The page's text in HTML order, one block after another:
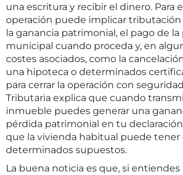
una escritura y recibir el dinero. Para
operación puede implicar tributación
la ganancia patrimonial, el pago de la
municipal cuando proceda y, en
costes asociados, como la
una hipoteca o determinados
para cerrar la operación con
Tributaria explica que cuando
inmueble puedes generar una
pérdida patrimonial en tu
que la vivienda habitual puede tener
determinados supuestos.
La buena noticia es que, si